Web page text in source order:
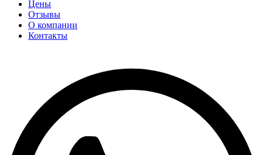
Цены
Отзывы
О компании
Контакты